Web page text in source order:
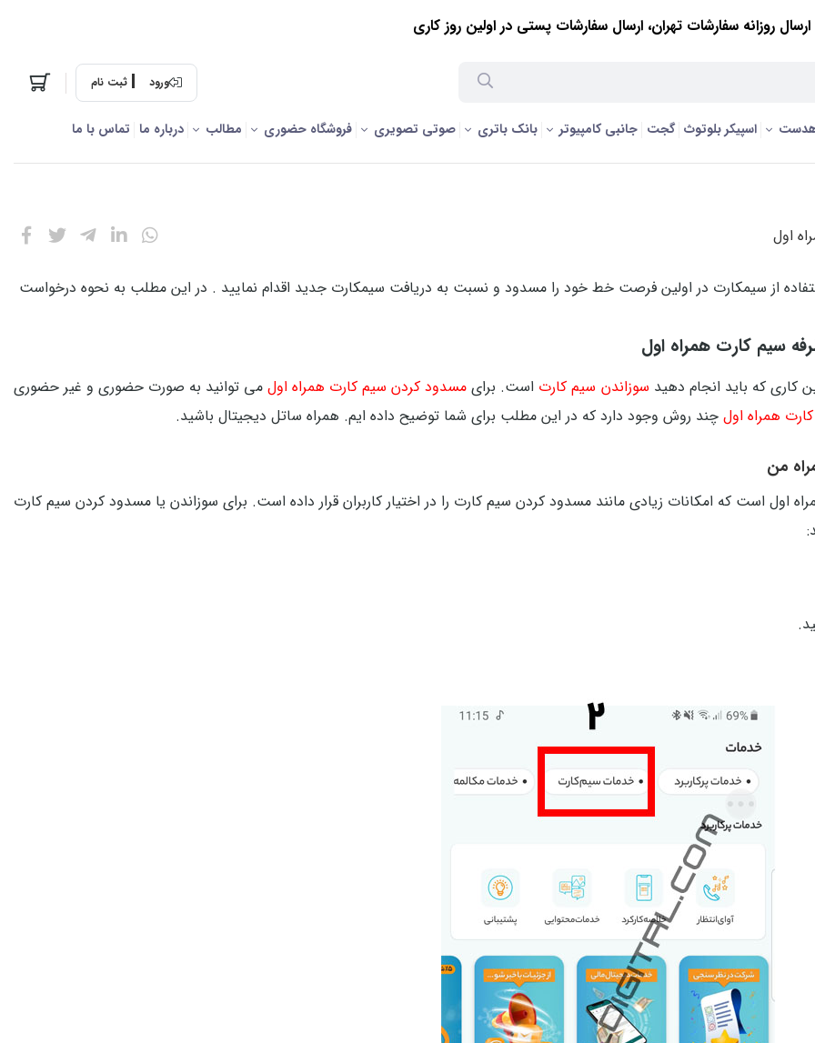
ارسال روزانه سفارشات تهران، ارسال سفارشات پستی در اولین روز کاری
ورود ثبت نام
اسپیکر بلوتوث گجت جانبی کامپیوتر بانک باتری صوتی تصویری فروشگاه حضوری مطالب درباره ما تماس با ما / نحوه مسدود کردن سیم کارت همراه اول
اول
از سیمکارت در اولین فرصت خط خود را مسدود و نسبت به دریافت سیمکارت جدید اقدام نمایید . در این مطلب به نحوه درخواست
سیم کارت همراه اول
که باید انجام دهید سوزاندن سیم کارت است. برای مسدود کردن سیم کارت همراه اولمی توانید به صورت حضوری و غیر حضوری
همراه اول چند روش وجود دارد که در این مطلب برای شما توضیح داده ایم. همراه ساتل دیجیتال باشید.
من
اول است که امکانات زیادی مانند مسدود کردن سیم کارت را در اختیار کاربران قرار داده است. برای سوزاندن یا مسدود کردن سیم کارت